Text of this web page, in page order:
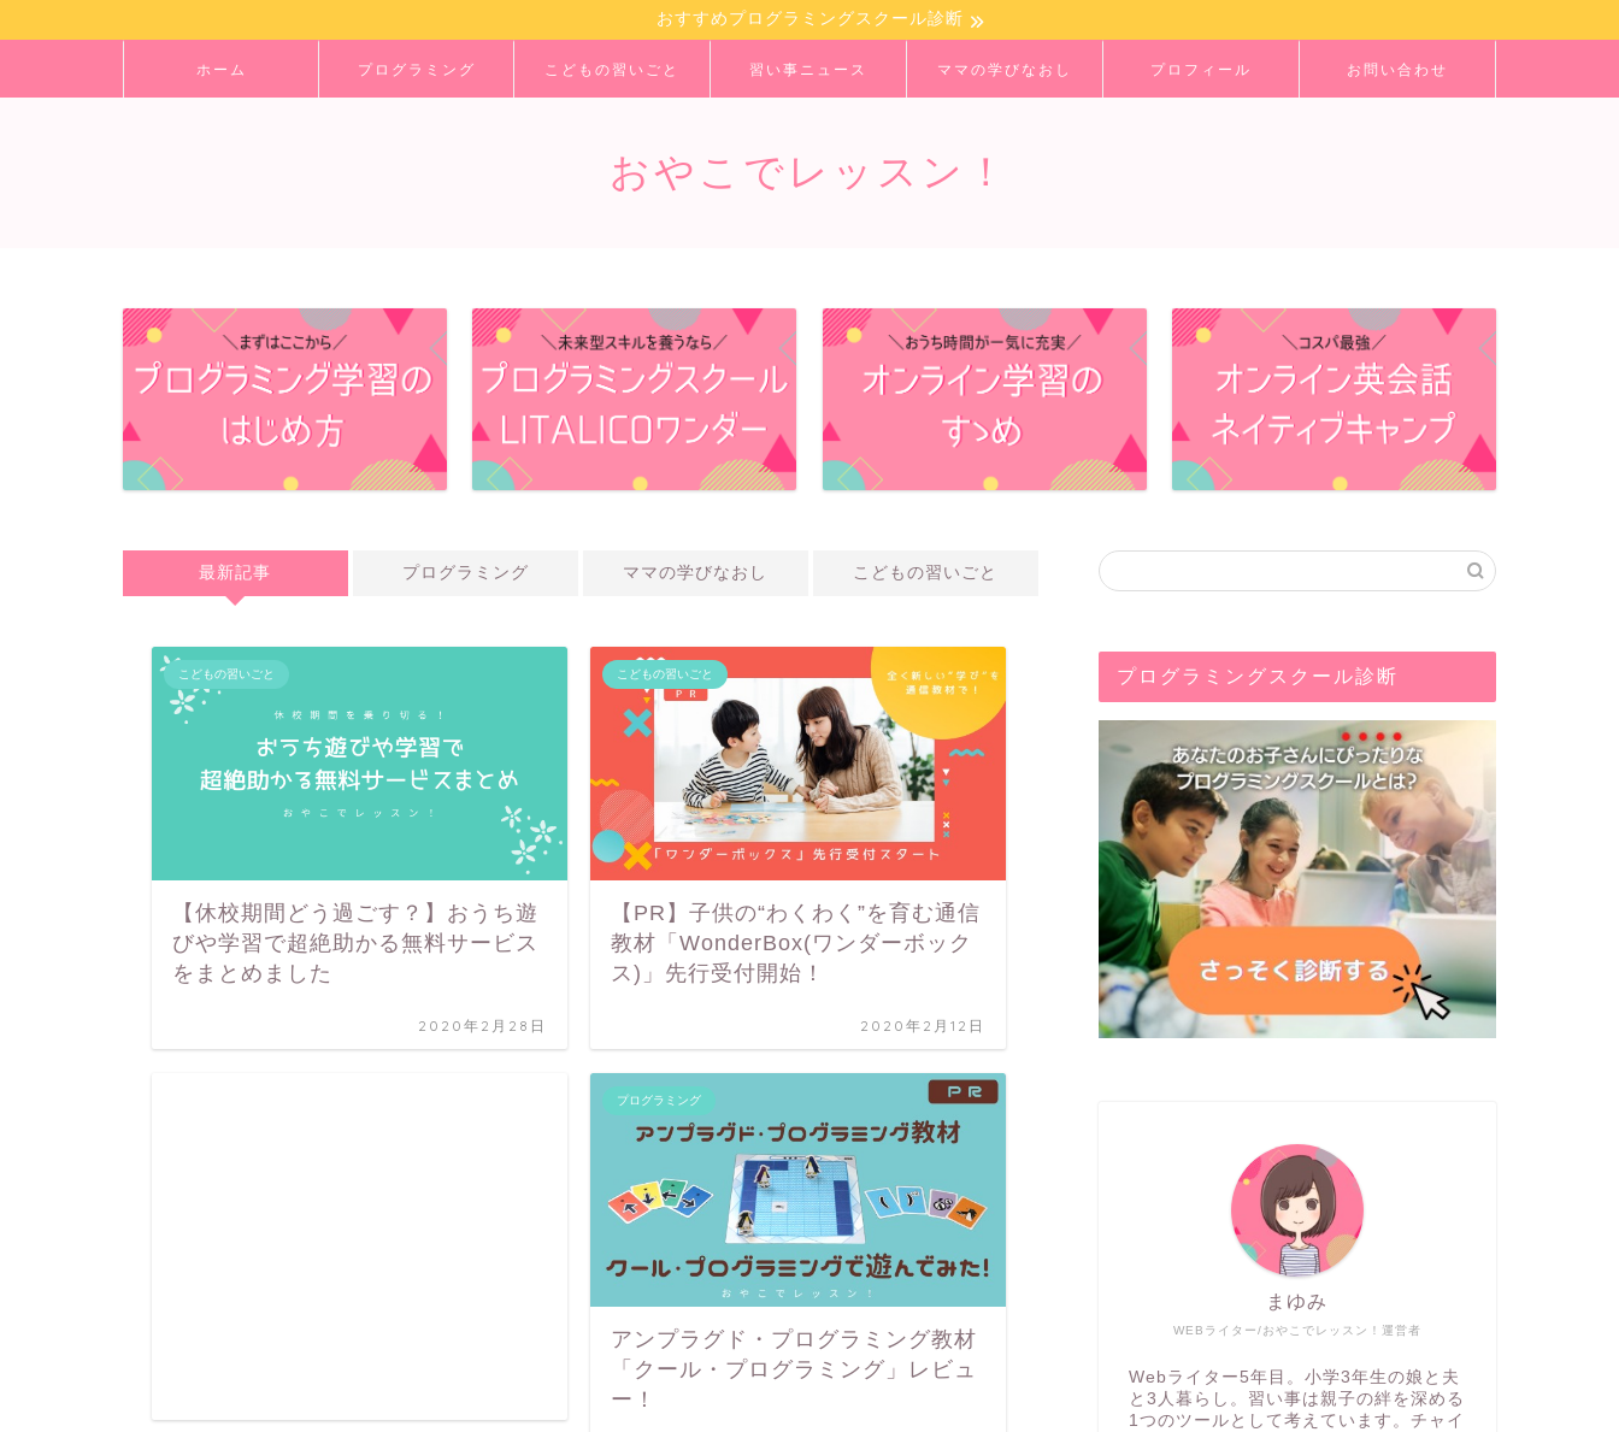
おすすめプログラミングスクール診断
ホーム プログラミング こどもの習いごと 習い事ニュース ママの学びなおし プロフィール お問い合わせ
おやこでレッスン！
最新記事 プログラミング ママの学びなおし こどもの習いごと
こどもの習いごと
【休校期間どう過ごす？】おうち遊
びや学習で超絶助かる無料サービス
をまとめました
2020年2月28日
こどもの習いごと
【PR】子供の“わくわく”を育む通信
教材「WonderBox(ワンダーボック
ス)」先行受付開始！
2020年2月12日
プログラミング
アンプラグド・プログラミング教材
「クール・プログラミング」レビュ
ー！
プログラミング
小学生のオンラインプログラミング
学習が続かない理由！対策やおすす
めのサービスも紹介
2020年11月20日
【3校徹底比較】小学生向けプログ
ラミングスクール【いっぱいありす
ぎて困っている人必見】
プログラミングスクール診断
WEBライター/おやこでレッスン！運営者
まゆみ
Webライター5年目。小学3年生の娘と夫
と3人暮らし。習い事は親子の絆を深める
1つのツールとして考えています。チャイ